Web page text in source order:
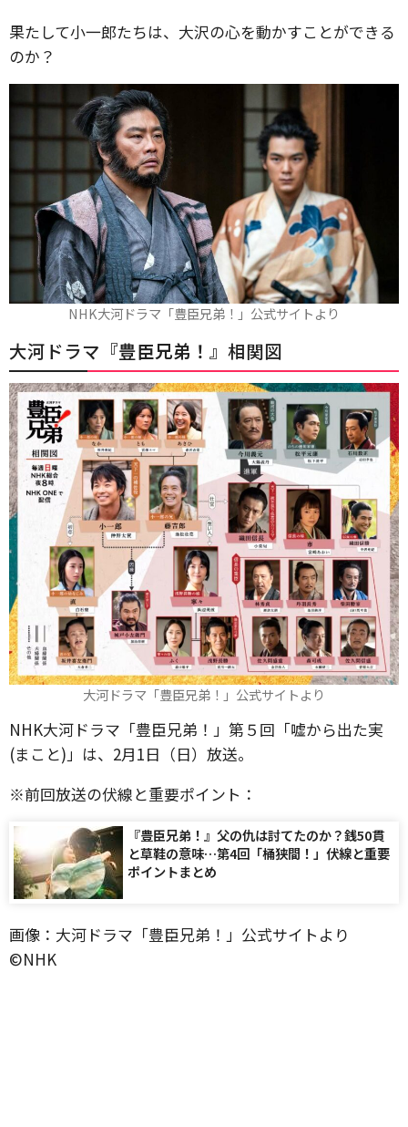
果たして小一郎たちは、大沢の心を動かすことができる
のか？
NHK大河ドラマ「豊臣兄弟！」公式サイトより
大河ドラマ『豊臣兄弟！ 』相関図
大河ドラマ「豊臣兄弟！」公式サイトより
NHK大河ドラマ「豊臣兄弟！」第５回「嘘から出た実
(まこと)」は、2月1日（日）放送。
※前回放送の伏線と重要ポイント：
『豊臣兄弟！』父の仇は討てたのか？銭50貫
と草鞋の意味…第4回「桶狭間！」伏線と重要
ポイントまとめ
画像：大河ドラマ「豊臣兄弟！」公式サイトより
©️NHK